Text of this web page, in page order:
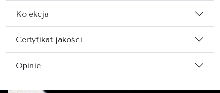
Kolekcja
Certyfikat jakości
Opinie